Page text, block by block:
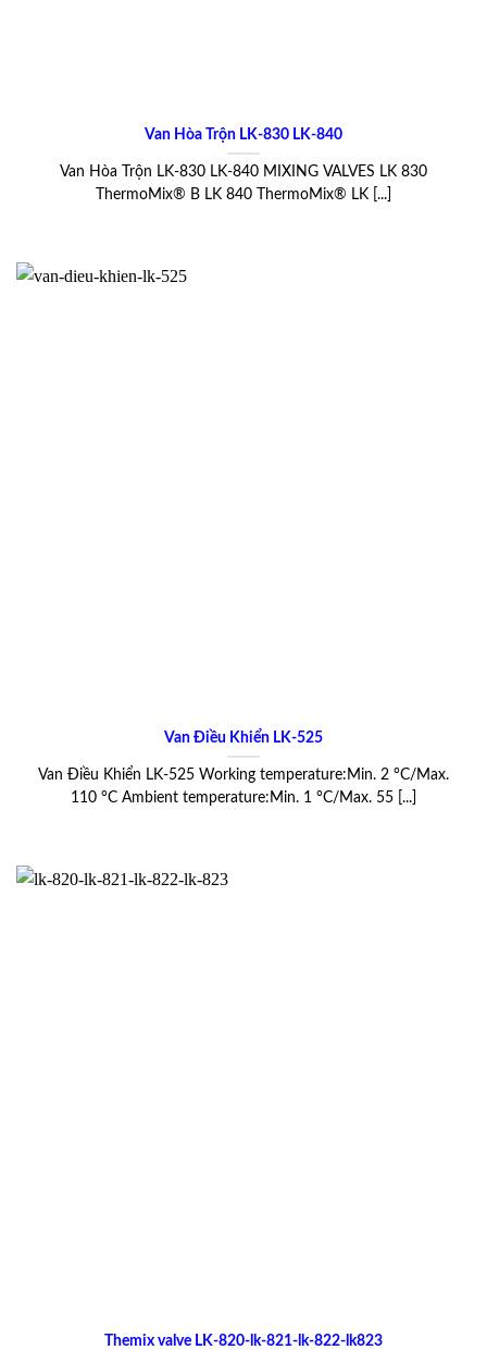
Van Hòa Trộn LK-830 LK-840
Van Hòa Trộn LK-830 LK-840 MIXING VALVES LK 830
ThermoMix® B LK 840 ThermoMix® LK [...]
Van Điều Khiển LK-525
Van Điều Khiển LK-525 Working temperature:Min. 2 °C/Max.
110 °C Ambient temperature:Min. 1 °C/Max. 55 [...]
Themix valve LK-820-lk-821-lk-822-lk823